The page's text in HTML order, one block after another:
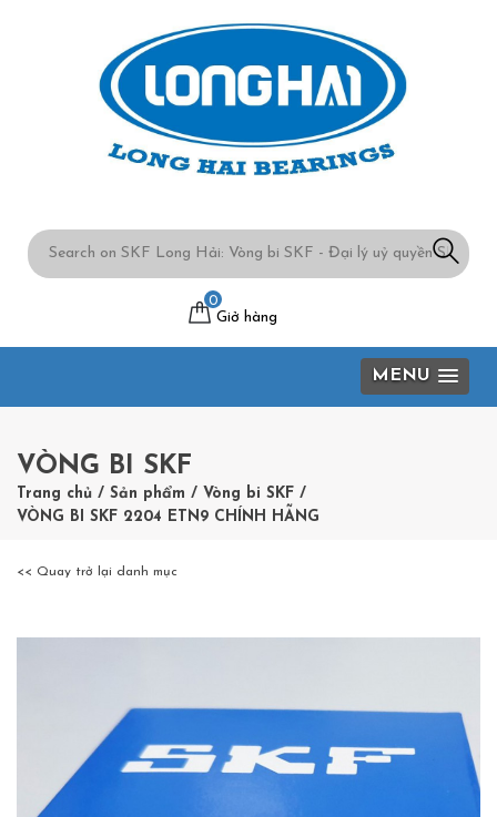
0
Giở hàng
MENU
VÒNG BI SKF
Trang chủ / Sản phẩm / Vòng bi SKF /
VÒNG BI SKF 2204 ETN9 CHÍNH HÃNG
<< Quay trở lại danh mục